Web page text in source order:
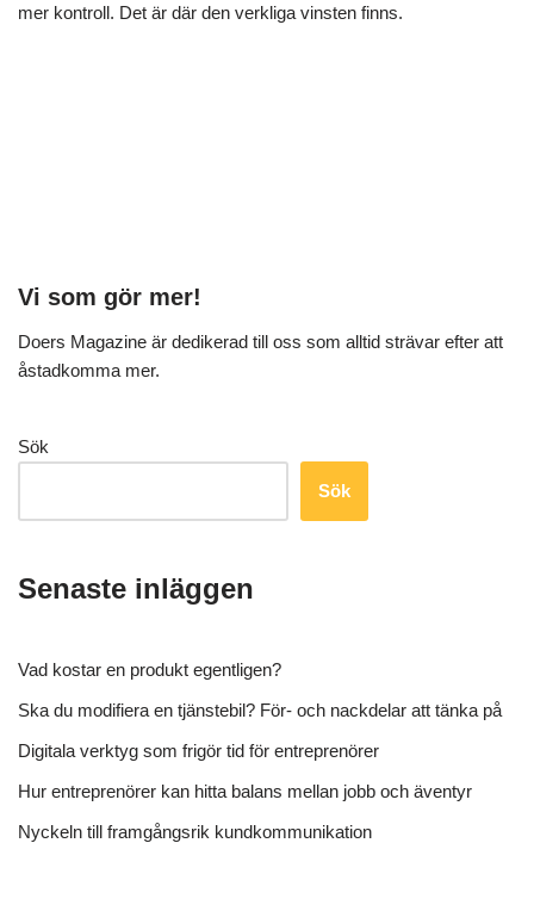
mer kontroll. Det är där den verkliga vinsten finns.
Vi som gör mer!
Doers Magazine är dedikerad till oss som alltid strävar efter att
åstadkomma mer.
Sök
Sök
Senaste inläggen
Vad kostar en produkt egentligen?
Ska du modifiera en tjänstebil? För- och nackdelar att tänka på
Digitala verktyg som frigör tid för entreprenörer
Hur entreprenörer kan hitta balans mellan jobb och äventyr
Nyckeln till framgångsrik kundkommunikation